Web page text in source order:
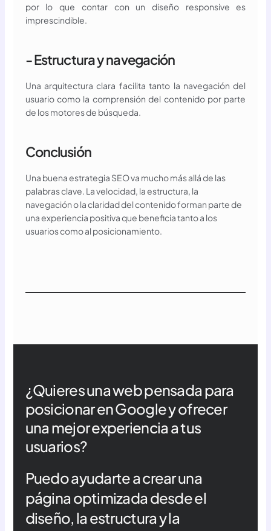
por lo que contar con un diseño responsive es
imprescindible.
- Estructura y navegación
Una arquitectura clara facilita tanto la navegación del
usuario como la comprensión del contenido por parte
de los motores de búsqueda.
Conclusión
Una buena estrategia SEO va mucho más allá de las
palabras clave. La velocidad, la estructura, la
navegación o la claridad del contenido forman parte de
una experiencia positiva que beneficia tanto a los
usuarios como al posicionamiento.
¿Quieres una web pensada para
posicionar en Google y ofrecer
una mejor experiencia a tus
usuarios?
Puedo ayudarte a crear una
página optimizada desde el
diseño, la estructura y la